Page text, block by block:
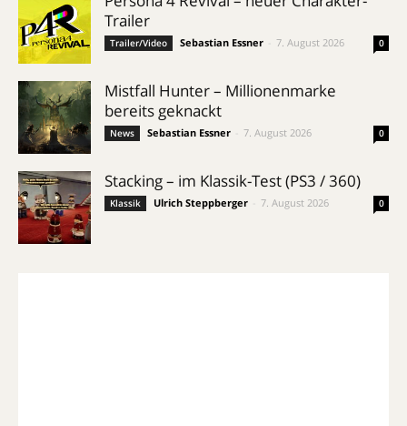
Trailer
Trailer/Video Sebastian Essner 7. August 2026 0
Mistfall Hunter – Millionenmarke
bereits geknackt
News Sebastian Essner 7. August 2026 0
Stacking – im Klassik-Test (PS3 / 360)
Klassik Ulrich Steppberger 7. August 2026 0